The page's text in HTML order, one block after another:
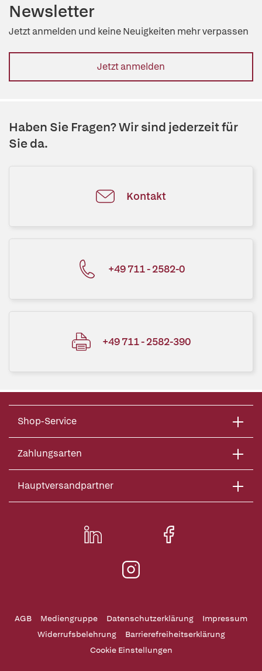
Newsletter
Jetzt anmelden und keine Neuigkeiten mehr verpassen
Jetzt anmelden
Haben Sie Fragen? Wir sind jederzeit für
Sie da.
Kontakt
+49 711 - 2582-0
+49 711 - 2582-390
Shop-Service
Zahlungsarten
Hauptversandpartner
AGB Mediengruppe Datenschutzerklärung
Impressum
Widerrufsbelehrung
Barrierefreiheitserklärung
Cookie Einstellungen